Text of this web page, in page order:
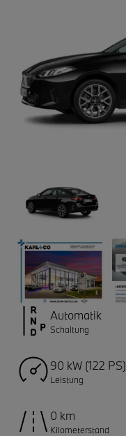
Automatik
Schaltung
90 kW (122 PS)
Leistung
0 km
Kilometerstand